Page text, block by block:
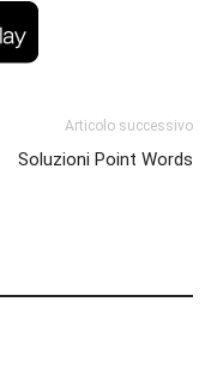
Articolo successivo
Soluzioni Point Words